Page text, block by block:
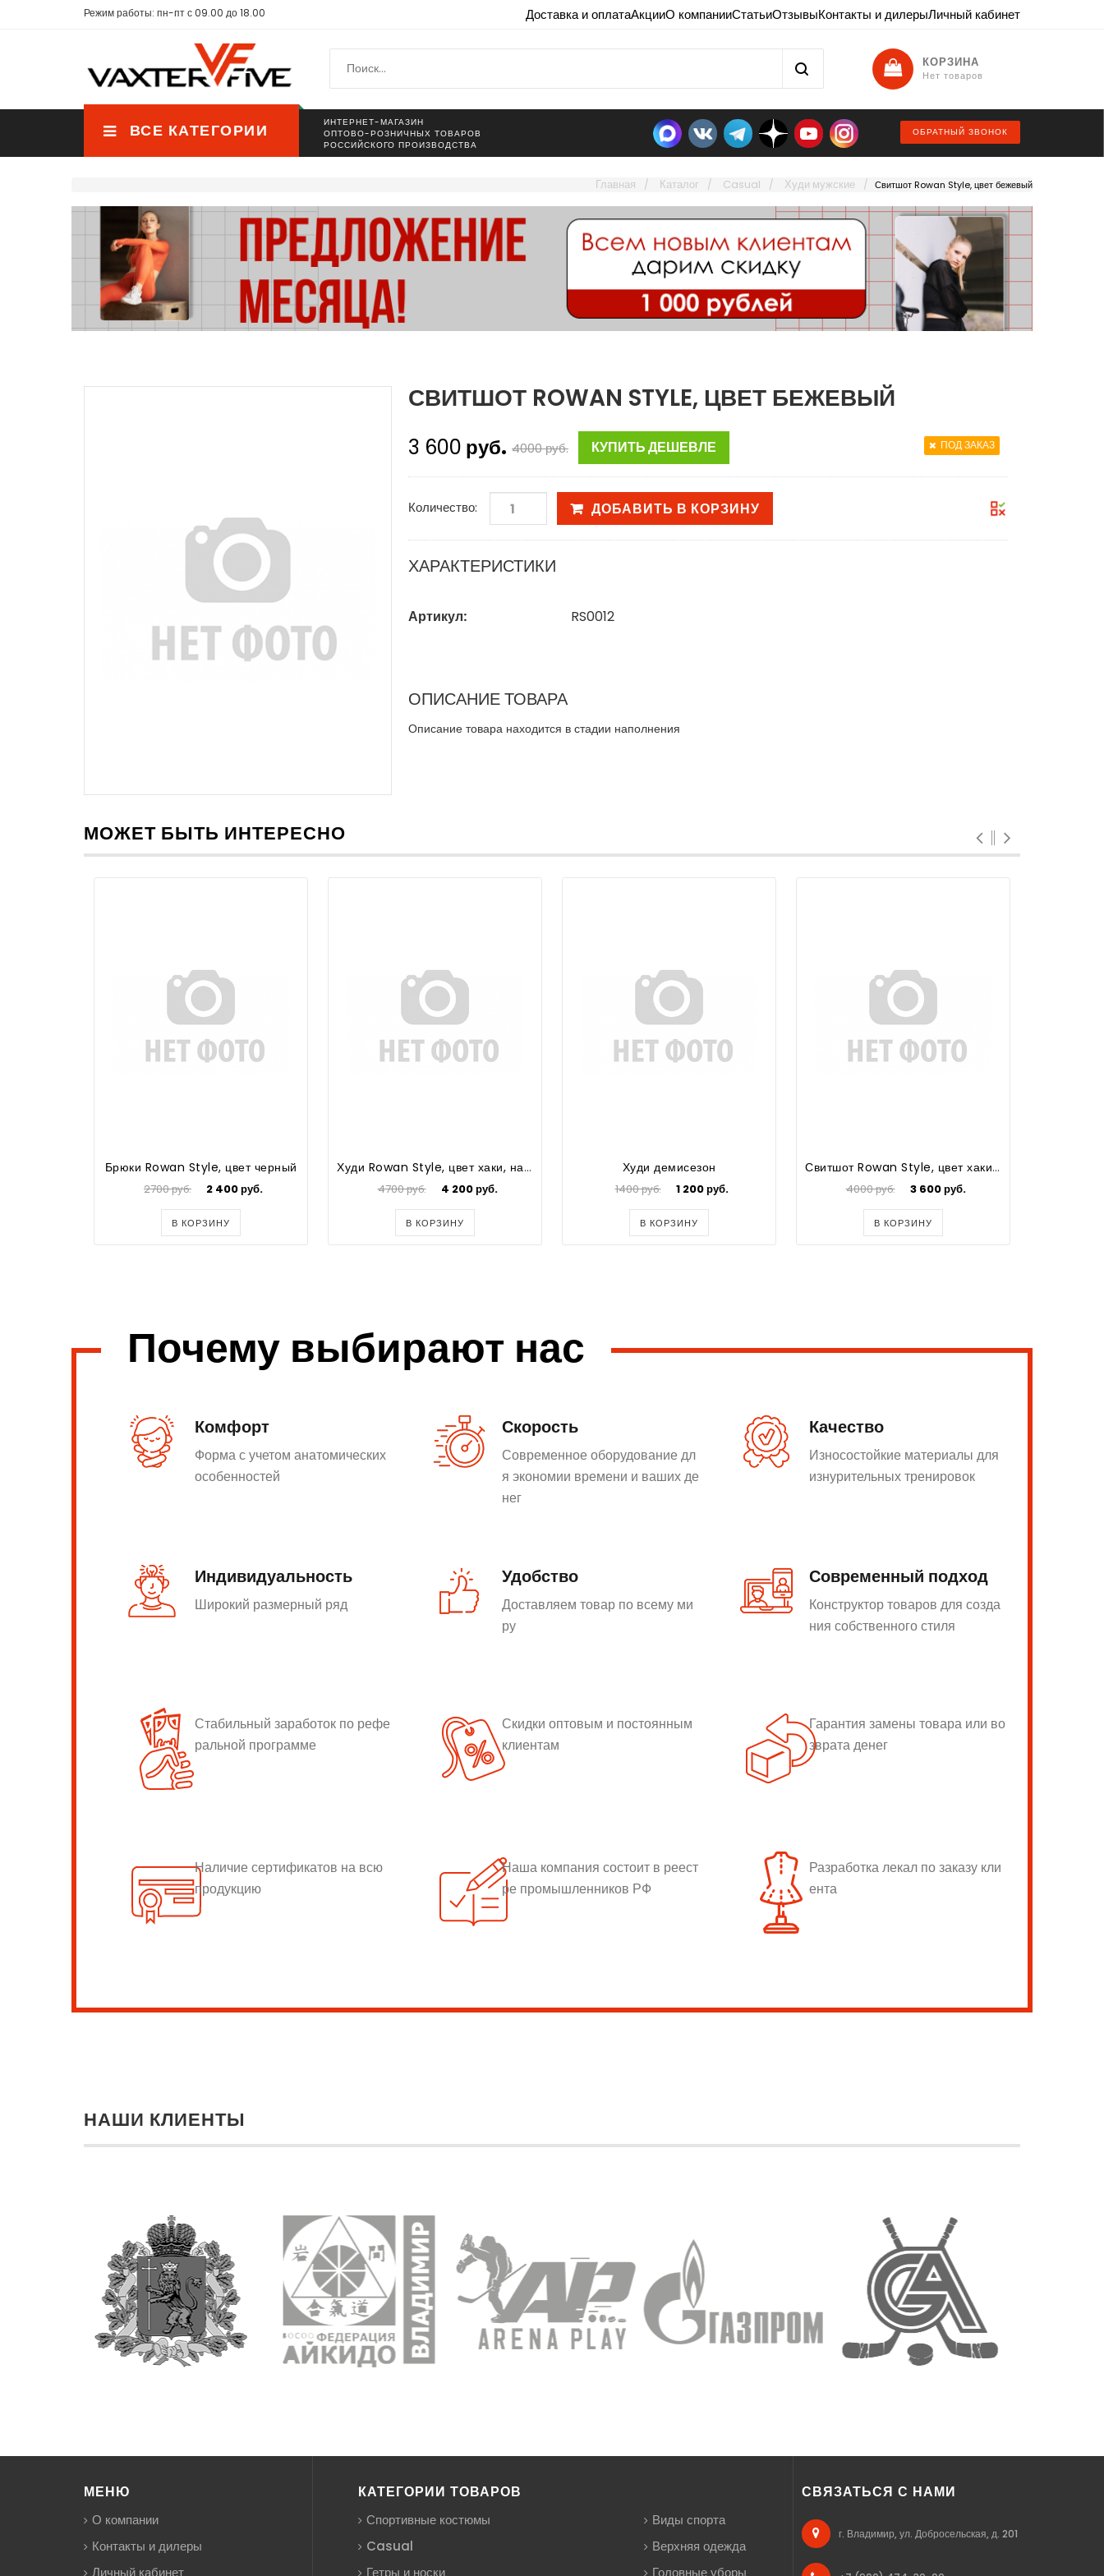
Режим работы: пн-пт с 09.00 до 18.00 Доставка и оплатаАкцииО компанииСтатьиОтзывыКонтакты и дилерыЛичный кабинет
КОРЗИНА
Нет товаров
ВСЕ КАТЕГОРИИ
ИНТЕРНЕТ-МАГАЗИН
ОПТОВО-РОЗНИЧНЫХ ТОВАРОВ
РОССИЙСКОГО ПРОИЗВОДСТВА
ОБРАТНЫЙ ЗВОНОК
Главная Каталог Casual Худи мужские Свитшот Rowan Style, цвет бежевый
СВИТШОТ ROWAN STYLE, ЦВЕТ БЕЖЕВЫЙ
3 600 руб. 4000руб. КУПИТЬ ДЕШЕВЛЕ ПОД ЗАКАЗ
Количество: ДОБАВИТЬ В КОРЗИНУ
ХАРАКТЕРИСТИКИ
Артикул: RS0012
ОПИСАНИЕ ТОВАРА
Описание товара находится в стадии наполнения
МОЖЕТ БЫТЬ ИНТЕРЕСНО
Брюки Rowan Style, цвет черный
2700 руб. 2 400 руб.
В КОРЗИНУ
Худи Rowan Style, цвет хаки, начес (S)
4700 руб. 4 200 руб.
В КОРЗИНУ
Худи демисезон
1400 руб. 1 200 руб.
В КОРЗИНУ
Свитшот Rowan Style, цвет хаки, начес, орел (M)
4000 руб. 3 600 руб.
В КОРЗИНУ
Почему выбирают нас
Комфорт
Форма с учетом анатомических
особенностей
Скорость
Современное оборудование дл
я экономии времени и ваших де
нег
Качество
Износостойкие материалы для
изнурительных тренировок
Индивидуальность
Широкий размерный ряд
Удобство
Доставляем товар по всему ми
ру
Современный подход
Конструктор товаров для созда
ния собственного стиля
Стабильный заработок по рефе
ральной программе
Скидки оптовым и постоянным
клиентам
Гарантия замены товара или во
зврата денег
Наличие сертификатов на всю
продукцию
Наша компания состоит в реест
ре промышленников РФ
Разработка лекал по заказу кли
ента
НАШИ КЛИЕНТЫ
МЕНЮ
О компании
Контакты и дилеры
КАТЕГОРИИ ТОВАРОВ
Спортивные костюмы
Casual
Виды спорта
Верхняя одежда
СВЯЗАТЬСЯ С НАМИ
г. Владимир, ул. Добросельская, д. 201